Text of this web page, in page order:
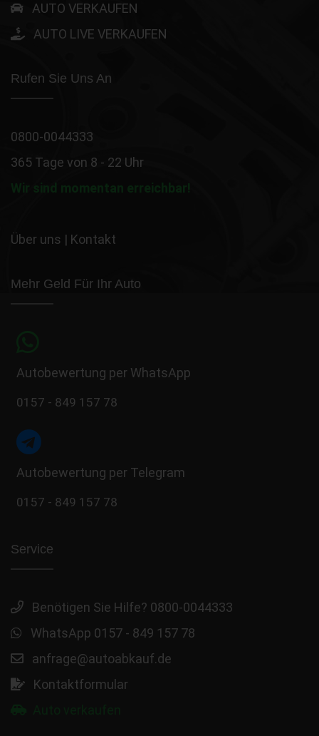
AUTO VERKAUFEN
AUTO LIVE VERKAUFEN
Rufen Sie Uns An
0800-0044333
365 Tage von 8 - 22 Uhr
Wir sind momentan erreichbar!
Über uns | Kontakt
Mehr Geld Für Ihr Auto
Autobewertung per WhatsApp
0157 - 849 157 78
Autobewertung per Telegram
0157 - 849 157 78
Service
Benötigen Sie Hilfe? 0800-0044333
WhatsApp 0157 - 849 157 78
anfrage@autoabkauf.de
Kontaktformular